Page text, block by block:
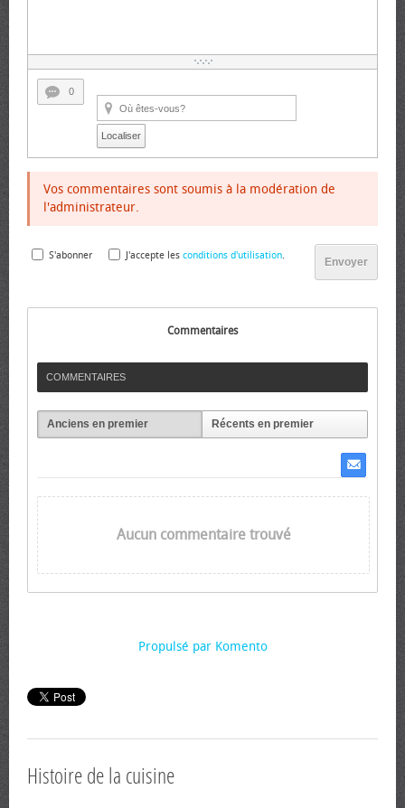
0
Localiser
Vos commentaires sont soumis à la modération de
l'administrateur.
Envoyer
S'abonner J'accepte les conditions d'utilisation.
Commentaires
COMMENTAIRES
Anciens en premier Récents en premier
Aucun commentaire trouvé
Propulsé par Komento
Histoire de la cuisine